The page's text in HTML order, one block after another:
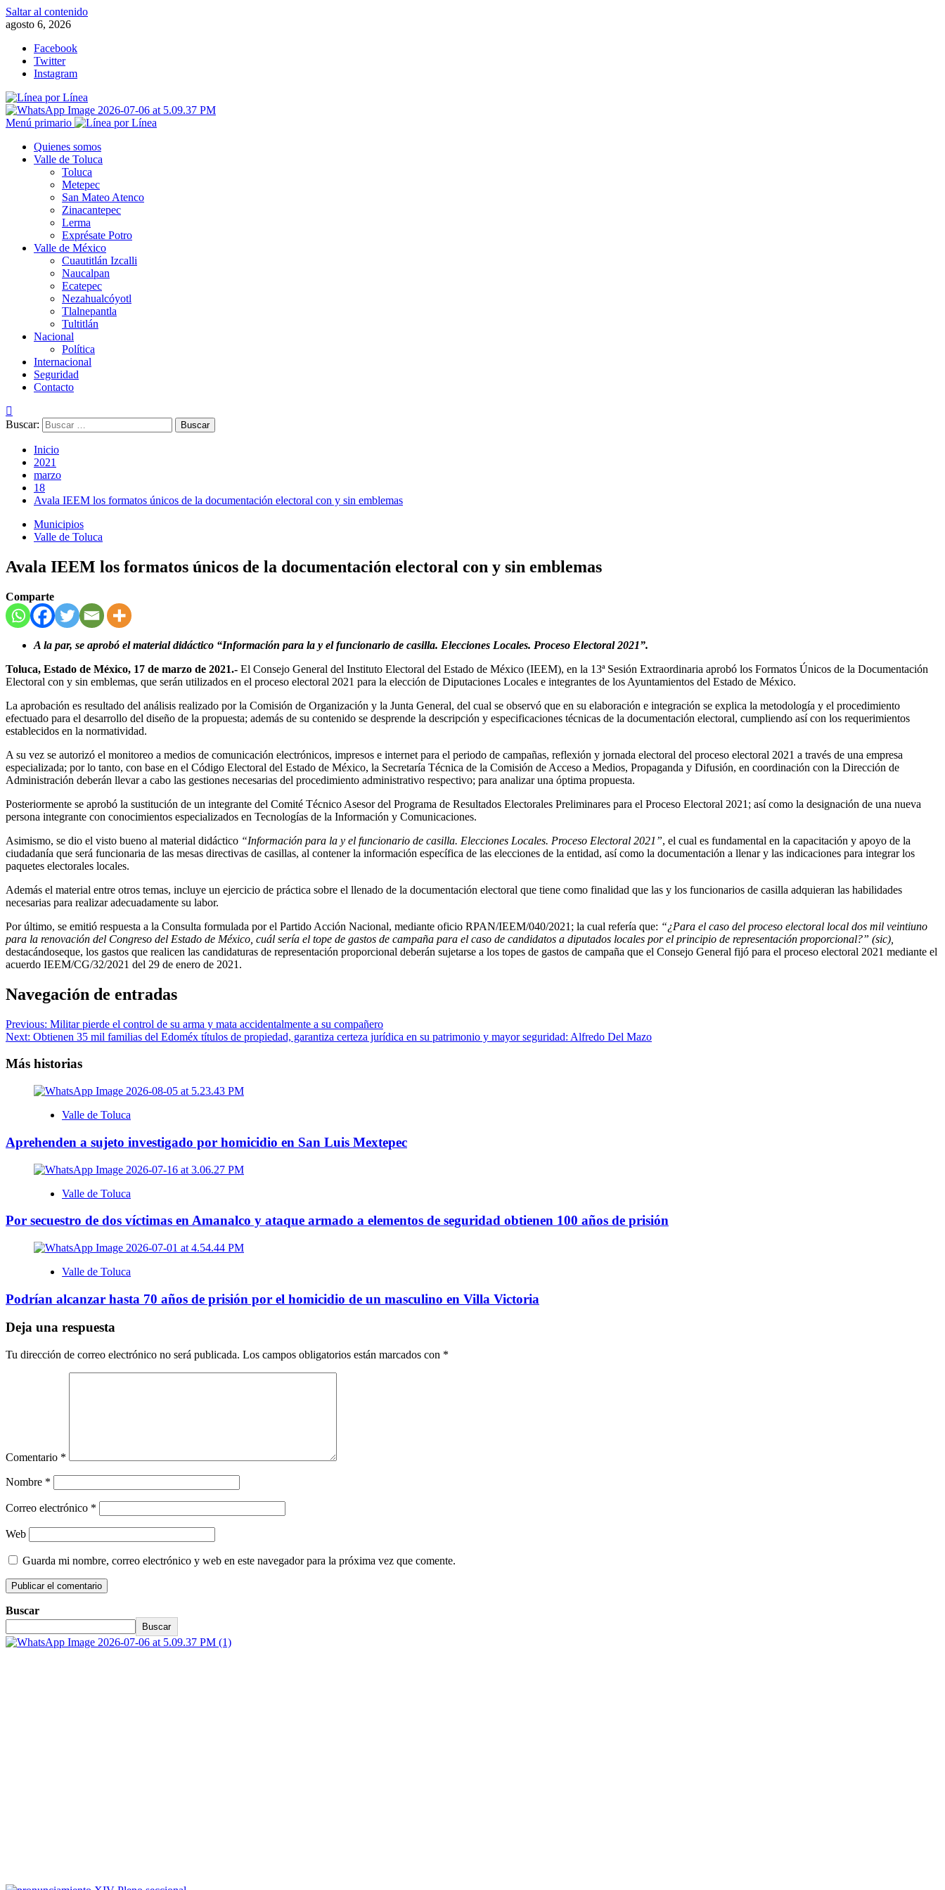
Saltar al contenido
agosto 6, 2026
Facebook
Twitter
Instagram
Menú primario
Quienes somos
Valle de Toluca
Toluca
Metepec
San Mateo Atenco
Zinacantepec
Lerma
Exprésate Potro
Valle de México
Cuautitlán Izcalli
Naucalpan
Ecatepec
Nezahualcóyotl
Tlalnepantla
Tultitlán
Nacional
Política
Internacional
Seguridad
Contacto
Buscar:
Inicio
2021
marzo
18
Avala IEEM los formatos únicos de la documentación electoral con y sin emblemas
Municipios
Valle de Toluca
Avala IEEM los formatos únicos de la documentación electoral con y sin emblemas
Comparte
A la par, se aprobó el material didáctico “Información para la y el funcionario de casilla. Elecciones Locales. Proceso Electoral 2021”.
Toluca, Estado de México, 17 de marzo de 2021.- El Consejo General del Instituto Electoral del Estado de México (IEEM), en la 13ª Sesión Extraordinaria aprobó los Formatos Únicos de la Documentación
Electoral con y sin emblemas, que serán utilizados en el proceso electoral 2021 para la elección de Diputaciones Locales e integrantes de los Ayuntamientos del Estado de México.
La aprobación es resultado del análisis realizado por la Comisión de Organización y la Junta General, del cual se observó que en su elaboración e integración se explica la metodología y el procedimiento
efectuado para el desarrollo del diseño de la propuesta; además de su contenido se desprende la descripción y especificaciones técnicas de la documentación electoral, cumpliendo así con los requerimientos
establecidos en la normatividad.
A su vez se autorizó el monitoreo a medios de comunicación electrónicos, impresos e internet para el periodo de campañas, reflexión y jornada electoral del proceso electoral 2021 a través de una empresa
especializada; por lo tanto, con base en el Código Electoral del Estado de México, la Secretaría Técnica de la Comisión de Acceso a Medios, Propaganda y Difusión, en coordinación con la Dirección de
Administración deberán llevar a cabo las gestiones necesarias del procedimiento administrativo respectivo; para analizar una óptima propuesta.
Posteriormente se aprobó la sustitución de un integrante del Comité Técnico Asesor del Programa de Resultados Electorales Preliminares para el Proceso Electoral 2021; así como la designación de una nueva
persona integrante con conocimientos especializados en Tecnologías de la Información y Comunicaciones.
Asimismo, se dio el visto bueno al material didáctico “Información para la y el funcionario de casilla. Elecciones Locales. Proceso Electoral 2021”, el cual es fundamental en la capacitación y apoyo de la
ciudadanía que será funcionaria de las mesas directivas de casillas, al contener la información específica de las elecciones de la entidad, así como la documentación a llenar y las indicaciones para integrar los
paquetes electorales locales.
Además el material entre otros temas, incluye un ejercicio de práctica sobre el llenado de la documentación electoral que tiene como finalidad que las y los funcionarios de casilla adquieran las habilidades
necesarias para realizar adecuadamente su labor.
Por último, se emitió respuesta a la Consulta formulada por el Partido Acción Nacional, mediante oficio RPAN/IEEM/040/2021; la cual refería que: “¿Para el caso del proceso electoral local dos mil veintiuno
para la renovación del Congreso del Estado de México, cuál sería el tope de gastos de campaña para el caso de candidatos a diputados locales por el principio de representación proporcional?” (sic),
destacándoseque, los gastos que realicen las candidaturas de representación proporcional deberán sujetarse a los topes de gastos de campaña que el Consejo General fijó para el proceso electoral 2021 mediante el
acuerdo IEEM/CG/32/2021 del 29 de enero de 2021.
Navegación de entradas
Previous: Militar pierde el control de su arma y mata accidentalmente a su compañero
Next: Obtienen 35 mil familias del Edoméx títulos de propiedad, garantiza certeza jurídica en su patrimonio y mayor seguridad: Alfredo Del Mazo
Más historias
Valle de Toluca
Aprehenden a sujeto investigado por homicidio en San Luis Mextepec
Valle de Toluca
Por secuestro de dos víctimas en Amanalco y ataque armado a elementos de seguridad obtienen 100 años de prisión
Valle de Toluca
Podrían alcanzar hasta 70 años de prisión por el homicidio de un masculino en Villa Victoria
Deja una respuesta
Tu dirección de correo electrónico no será publicada. Los campos obligatorios están marcados con *
Comentario *
Nombre *
Correo electrónico *
Web
Guarda mi nombre, correo electrónico y web en este navegador para la próxima vez que comente.
Buscar
Buscar